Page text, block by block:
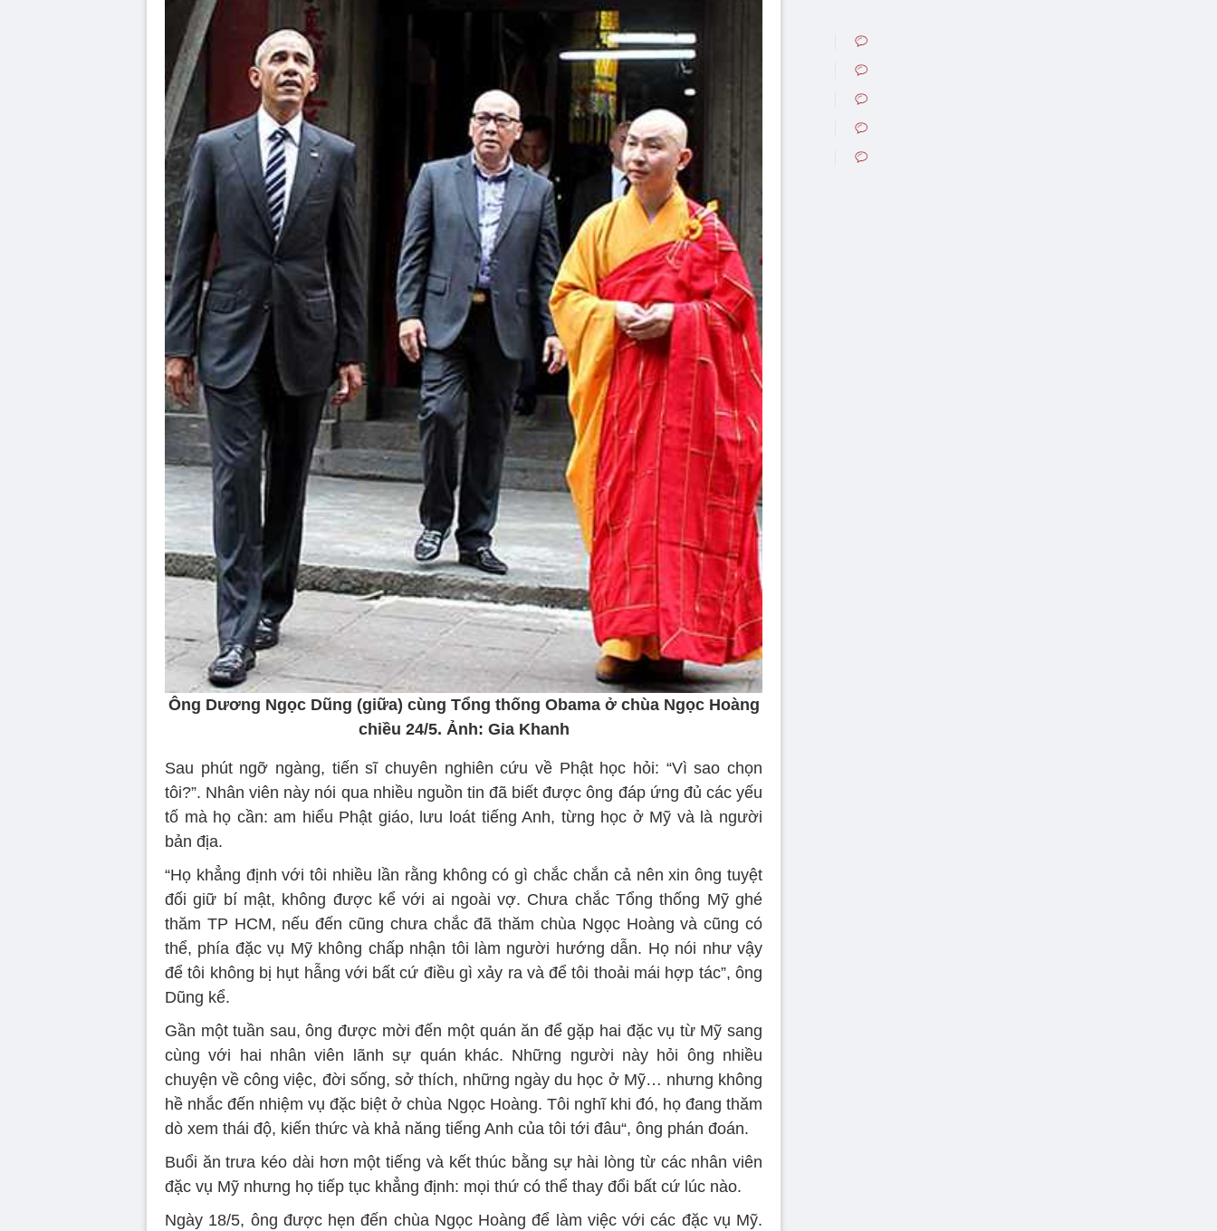
Ông Dương Ngọc Dũng (giữa) cùng Tổng thống Obama ở chùa Ngọc Hoàng
chiều 24/5. Ảnh: Gia Khanh
Sau phút ngỡ ngàng, tiến sĩ chuyên nghiên cứu về Phật học hỏi: “Vì sao chọn
tôi?”. Nhân viên này nói qua nhiều nguồn tin đã biết được ông đáp ứng đủ các yếu
tố mà họ cần: am hiểu Phật giáo, lưu loát tiếng Anh, từng học ở Mỹ và là người
bản địa.
“Họ khẳng định với tôi nhiều lần rằng không có gì chắc chắn cả nên xin ông tuyệt
đối giữ bí mật, không được kể với ai ngoài vợ. Chưa chắc Tổng thống Mỹ ghé
thăm TP HCM, nếu đến cũng chưa chắc đã thăm chùa Ngọc Hoàng và cũng có
thể, phía đặc vụ Mỹ không chấp nhận tôi làm người hướng dẫn. Họ nói như vậy
để tôi không bị hụt hẫng với bất cứ điều gì xảy ra và để tôi thoải mái hợp tác”, ông
Dũng kể.
Gần một tuần sau, ông được mời đến một quán ăn để gặp hai đặc vụ từ Mỹ sang
cùng với hai nhân viên lãnh sự quán khác. Những người này hỏi ông nhiều
chuyện về công việc, đời sống, sở thích, những ngày du học ở Mỹ… nhưng không
hề nhắc đến nhiệm vụ đặc biệt ở chùa Ngọc Hoàng. Tôi nghĩ khi đó, họ đang thăm
dò xem thái độ, kiến thức và khả năng tiếng Anh của tôi tới đâu“, ông phán đoán.
Buổi ăn trưa kéo dài hơn một tiếng và kết thúc bằng sự hài lòng từ các nhân viên
đặc vụ Mỹ nhưng họ tiếp tục khẳng định: mọi thứ có thể thay đổi bất cứ lúc nào.
Ngày 18/5, ông được hẹn đến chùa Ngọc Hoàng để làm việc với các đặc vụ Mỹ.